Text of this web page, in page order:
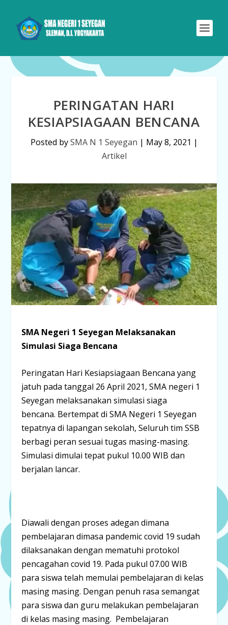
PERINGATAN HARI
KESIAPSIAGAAN BENCANA
Posted bySMA N 1 Seyegan | May 8, 2021 |
Artikel
SMA Negeri 1 Seyegan Melaksanakan
Simulasi Siaga Bencana
Peringatan Hari Kesiapsiagaan Bencana yang
jatuh pada tanggal 26 April 2021, SMA negeri 1
Seyegan melaksanakan simulasi siaga
bencana. Bertempat di SMA Negeri 1 Seyegan
tepatnya di lapangan sekolah, Seluruh tim SSB
berbagi peran sesuai tugas masing-masing.
Simulasi dimulai tepat pukul 10.00 WIB dan
berjalan lancar.
Diawali dengan proses adegan dimana
pembelajaran dimasa pandemic covid 19 sudah
dilaksanakan dengan mematuhi protokol
pencagahan covid 19. Pada pukul 07.00 WIB
para siswa telah memulai pembelajaran di kelas
masing masing. Dengan penuh rasa semangat
para siswa dan guru melakukan pembelajaran
di kelas masing masing. Pembelajaran